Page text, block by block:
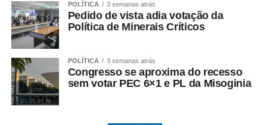
orientar o paciente, esclarecer dúvidas e colaborar para
que o tratamento seja realizado de maneira correta e
segura”, destacou o secretário.
A prefeita Eliene Liberato Dias afirmou que a ampliação
do atendimento integra o compromisso da gestão
municipal com o fortalecimento da saúde pública e da
Atenção Primária. “Estamos trabalhando para que os
POLÍTICA 3 semanas atrás
Pedido de vista adia votação da
Política de Minerais Críticos
POLÍTICA 3 semanas atrás
Congresso se aproxima do recesso
sem votar PEC 6×1 e PL da Misoginia